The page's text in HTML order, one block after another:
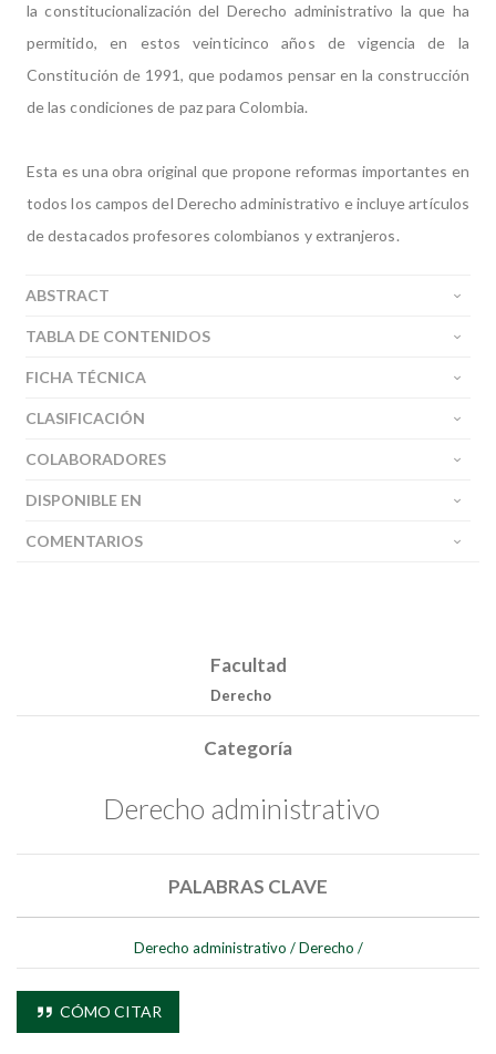
Buscar
la constitucionalización del Derecho administrativo la que ha
permitido, en estos veinticinco años de vigencia de la
Constitución de 1991, que podamos pensar en la construcción
de las condiciones de paz para Colombia.
Esta es una obra original que propone reformas importantes en
todos los campos del Derecho administrativo e incluye artículos
de destacados profesores colombianos y extranjeros.
ABSTRACT
TABLA DE CONTENIDOS
FICHA TÉCNICA
CLASIFICACIÓN
COLABORADORES
DISPONIBLE EN
COMENTARIOS
Facultad
Derecho
Categoría
Derecho administrativo
PALABRAS CLAVE
Derecho administrativo / Derecho /
CÓMO CITAR